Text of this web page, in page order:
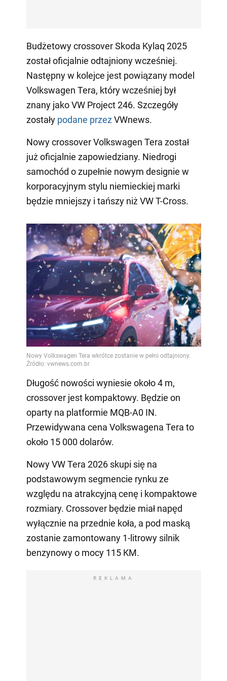
Budżetowy crossover Skoda Kylaq 2025
został oficjalnie odtajniony wcześniej.
Następny w kolejce jest powiązany model
Volkswagen Tera, który wcześniej był
znany jako VW Project 246. Szczegóły
zostały podane przezVWnews.
Nowy crossover Volkswagen Tera został
już oficjalnie zapowiedziany. Niedrogi
samochód o zupełnie nowym designie w
korporacyjnym stylu niemieckiej marki
będzie mniejszy i tańszy niż VW T-Cross.
Długość nowości wyniesie około 4 m,
crossover jest kompaktowy. Będzie on
oparty na platformie MQB-A0 IN.
Przewidywana cena Volkswagena Tera to
około 15 000 dolarów.
Nowy VW Tera 2026 skupi się na
podstawowym segmencie rynku ze
względu na atrakcyjną cenę i kompaktowe
rozmiary. Crossover będzie miał napęd
wyłącznie na przednie koła, a pod maską
zostanie zamontowany 1-litrowy silnik
benzynowy o mocy 115 KM.
REKLAMA